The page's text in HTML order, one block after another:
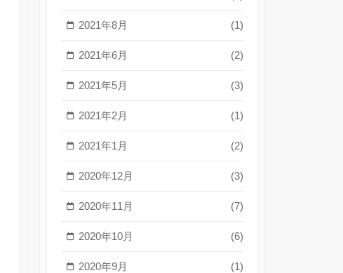
2021年8月 (1)
2021年6月 (2)
2021年5月 (3)
2021年2月 (1)
2021年1月 (2)
2020年12月 (3)
2020年11月 (7)
2020年10月 (6)
2020年9月 (1)